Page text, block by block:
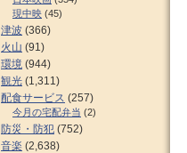
現中映 (45)
津波 (366)
火山 (91)
環境 (944)
観光 (1,311)
配食サービス (257)
今月の宅配弁当 (2)
防災・防犯 (752)
音楽 (2,638)